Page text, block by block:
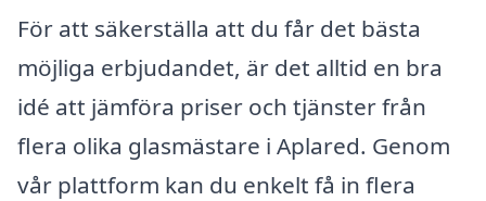
För att säkerställa att du får det bästa
möjliga erbjudandet, är det alltid en bra
idé att jämföra priser och tjänster från
flera olika glasmästare i Aplared. Genom
vår plattform kan du enkelt få in flera